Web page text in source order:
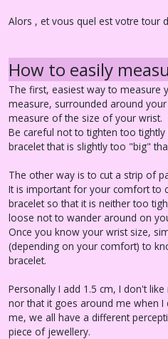
Alors , et vous quel est votre tour
How to easily
The first, easiest way to measure
measure, surrounded around
measure of the size of your wrist.
Be careful not to tighten too
bracelet that is slightly too "big"
The other way is to cut a strip of
It is important for your comfort to
bracelet so that it is neither too
loose not to wander around on
Once you know your wrist size,
(depending on your comfort) to
bracelet.
Personally I add 1.5 cm, I don't
nor that it goes around me when
me, we all have a different
piece of jewellery.